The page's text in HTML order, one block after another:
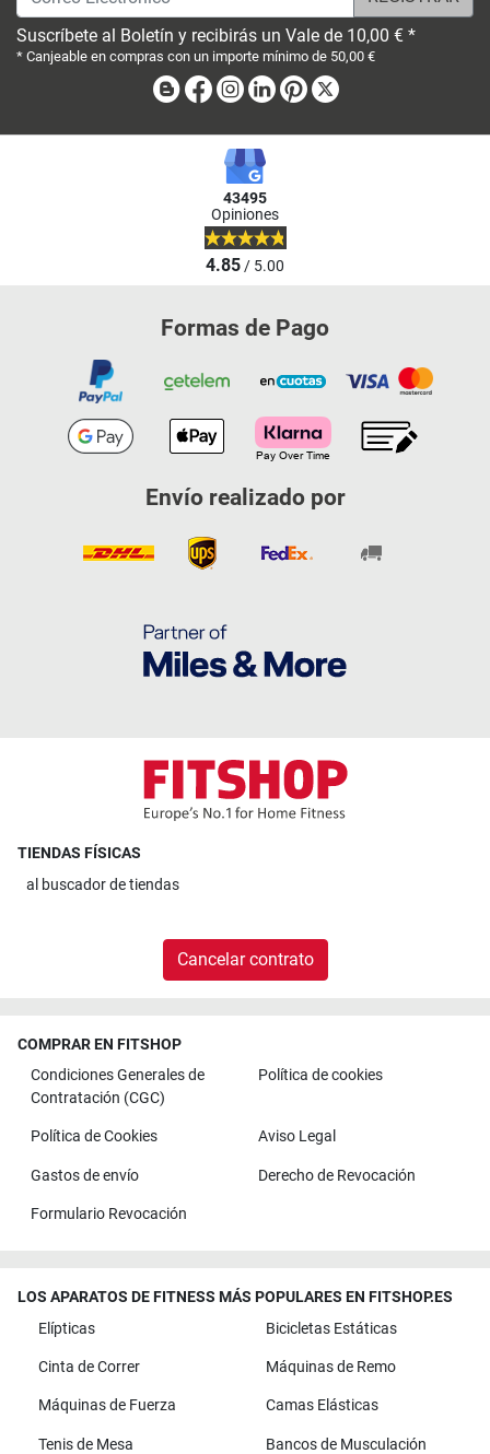
Suscríbete al Boletín y recibirás un Vale de 10,00 € *
* Canjeable en compras con un importe mínimo de 50,00 €
BlogFacebook
Instagram
LinkedinPinterest
43495
Opiniones
4.85/ 5.00
Formas de Pago
Envío realizado por
TIENDAS FÍSICAS
al buscador de tiendas
Cancelar contrato
COMPRAR EN FITSHOP
Condiciones Generales de
Contratación (CGC)
Política de cookies
Política de Cookies Aviso Legal
Gastos de envío Derecho de Revocación
Formulario Revocación
LOS APARATOS DE FITNESS MÁS POPULARES EN FITSHOP.ES
Elípticas
Bicicletas Estáticas
Cinta de Correr Máquinas de Remo
Máquinas de Fuerza Camas Elásticas
Tenis de Mesa Bancos de Musculación